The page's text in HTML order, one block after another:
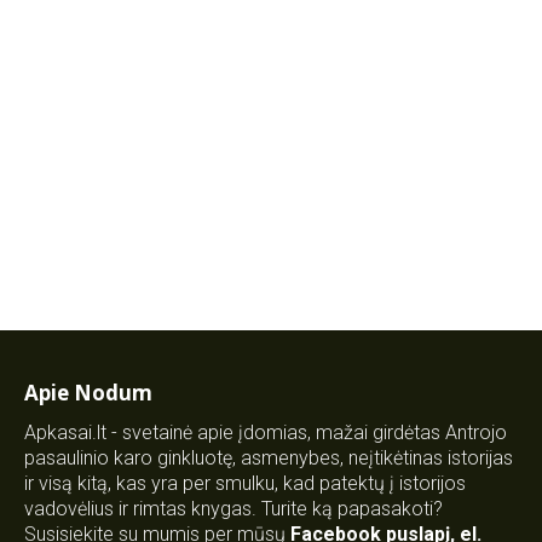
Apie Nodum
Apkasai.lt - svetainė apie įdomias, mažai girdėtas Antrojo
pasaulinio karo ginkluotę, asmenybes, neįtikėtinas istorijas
ir visą kitą, kas yra per smulku, kad patektų į istorijos
vadovėlius ir rimtas knygas. Turite ką papasakoti?
Susisiekite su mumis per mūsų Facebook puslapį, el.